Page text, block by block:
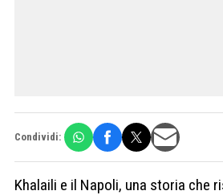
Condividi:
Khalaili e il Napoli, una storia che